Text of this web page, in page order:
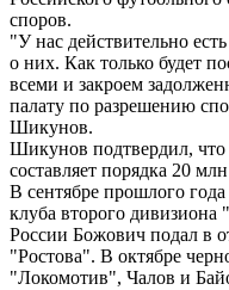
споров.
"У нас действительно
о них. Как только будет
всеми и закроем
палату по разрешению
Шикунов.
Шикунов подтвердил, что
составляет порядка 20
В сентябре прошлого
клуба второго
России Божович подал в
"Ростова". В октябре
"Локомотив", Чалов и